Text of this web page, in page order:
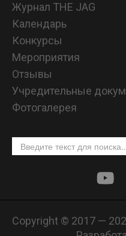
Журнал THE JAG
Календарь
Конкурсы
Мероприятия
Отзывы
Учредительные
Фотогалерея
Copyright © 2017 —